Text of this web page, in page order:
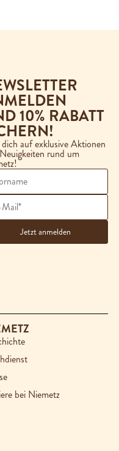
10% RABATT
dich auf exklusive Aktionen
rund um
bei Niemetz